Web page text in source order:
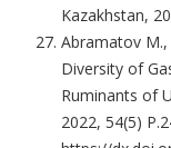
Kazakhstan,
Abramatov M.,
Diversity of
Ruminants of
2022, 54(5)